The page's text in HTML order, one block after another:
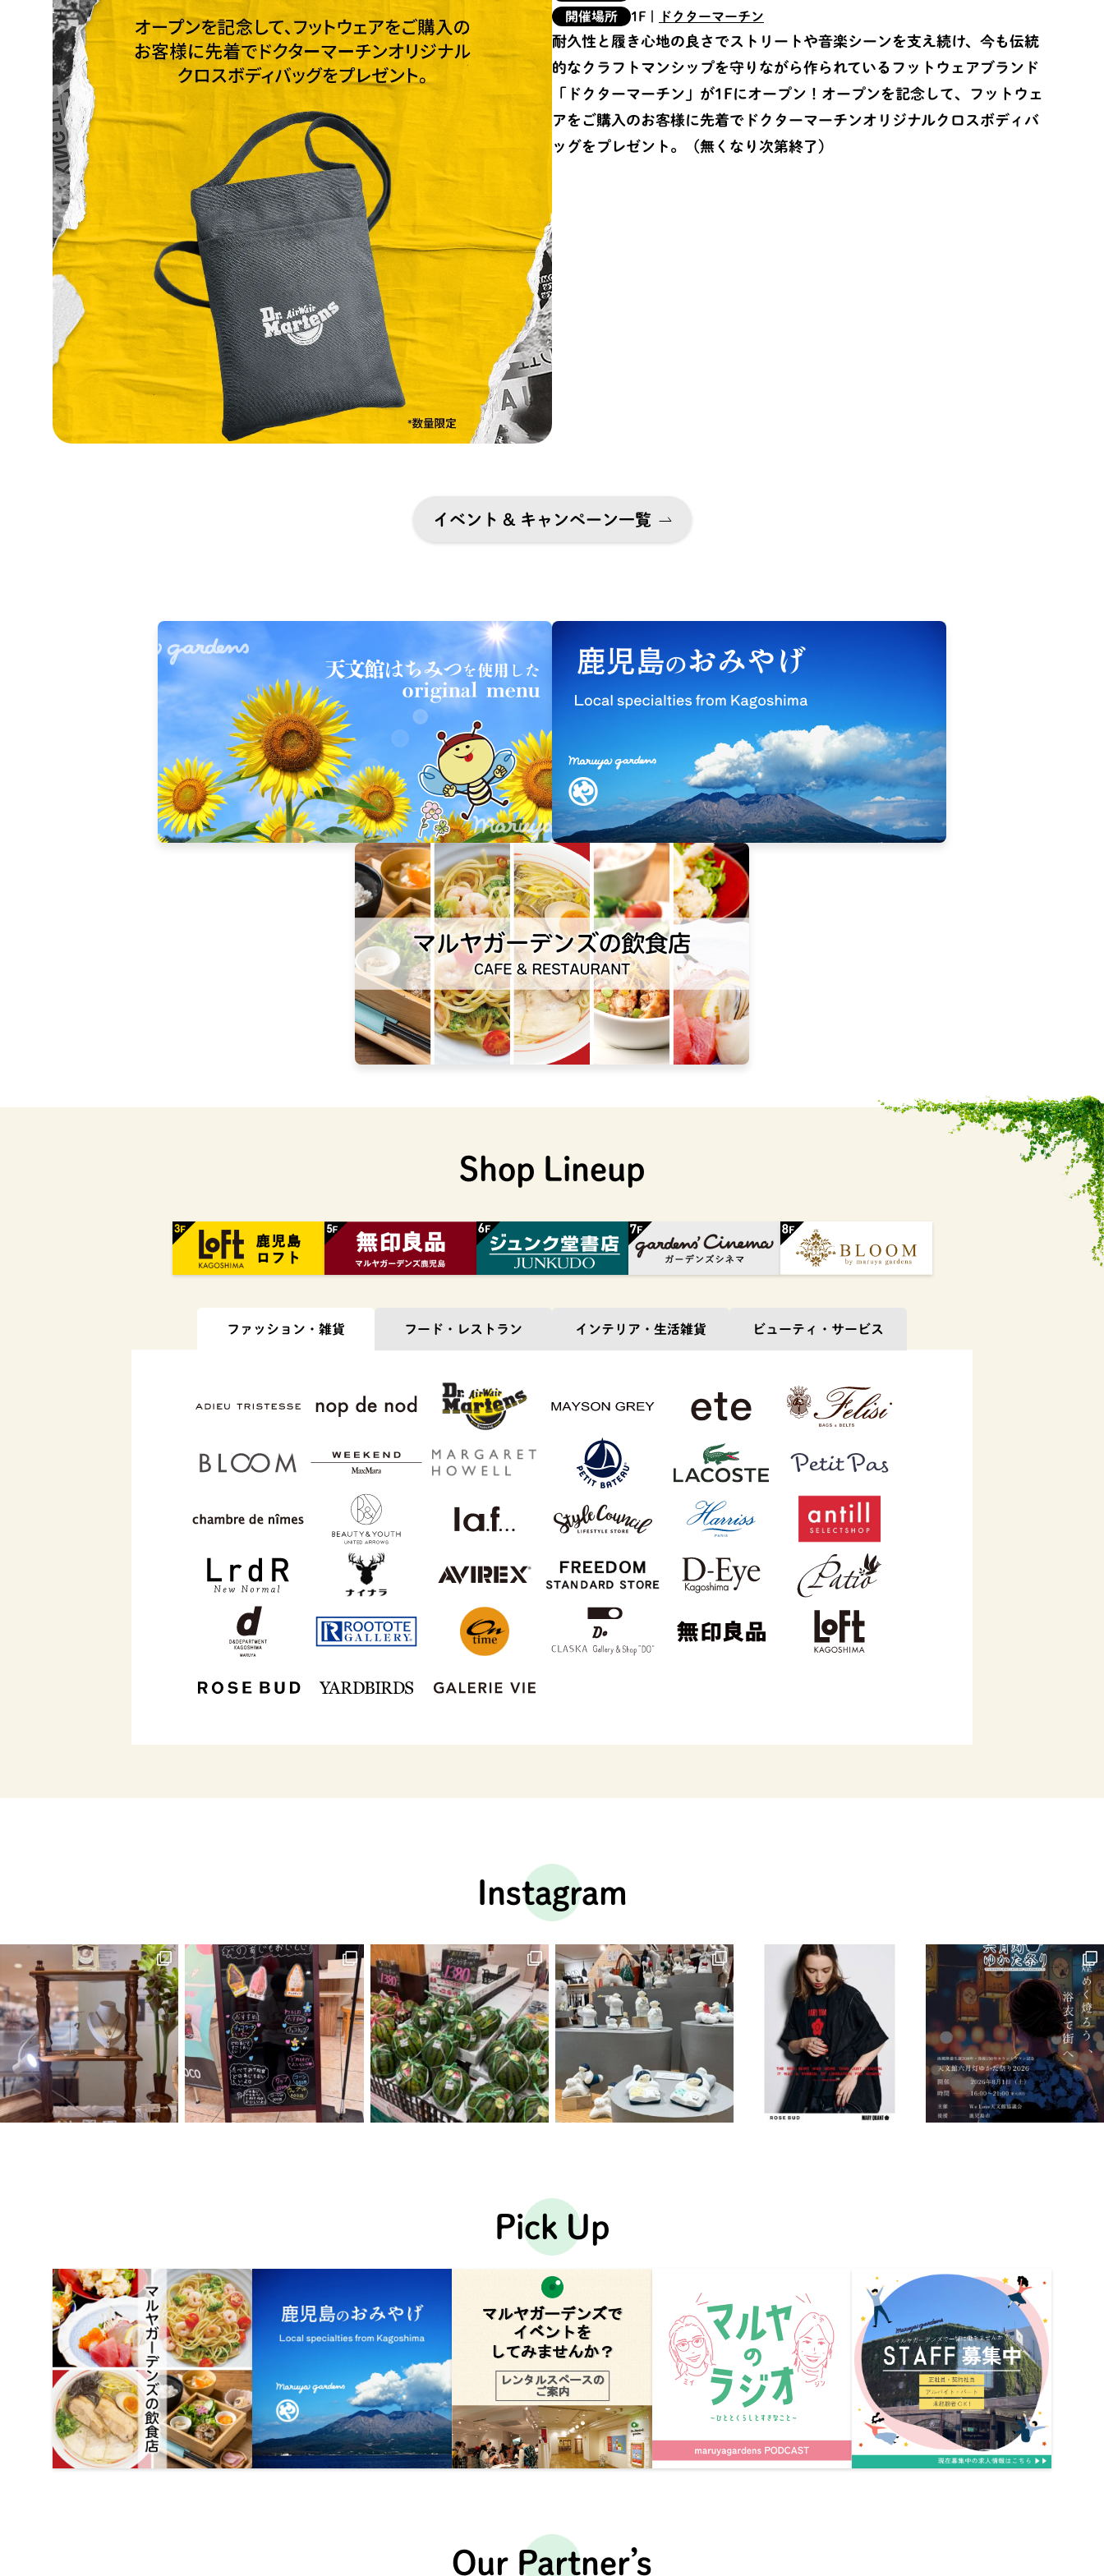
開催場所 1F ドクターマーチン
耐久性と履き心地の良さでストリートや音楽シーンを支え続け、今も伝統
的なクラフトマンシップを守りながら作られているフットウェアブランド
「ドクターマーチン」が1Fにオープン！オープンを記念して、フットウェ
アをご購入のお客様に先着でドクターマーチンオリジナルクロスボディバ
ッグをプレゼント。（無くなり次第終了）
イベント & キャンペーン一覧
Shop Lineup
ファッション・ 雑貨 フード・ レストラン インテリア・ 生活雑貨 ビューティ・ サービス
Instagram
Pick Up
Our Partner’s